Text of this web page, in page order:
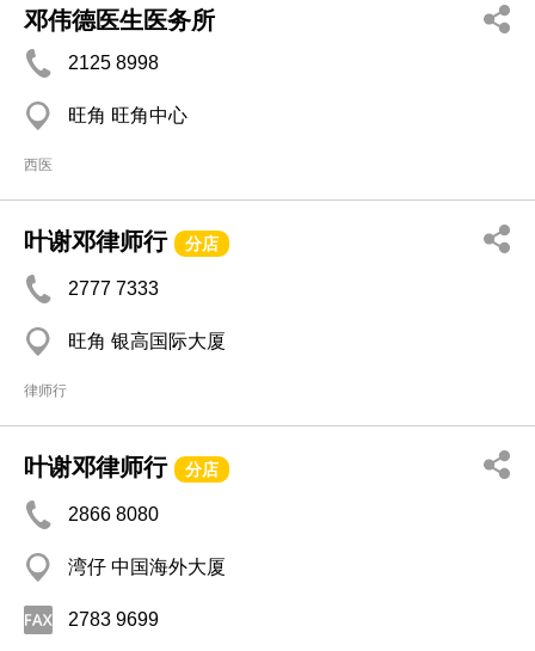
邓伟德医生医务所
2125 8998
旺角 旺角中心
西医
叶谢邓律师行 分店
2777 7333
旺角 银高国际大厦
律师行
叶谢邓律师行 分店
2866 8080
湾仔 中国海外大厦
2783 9699